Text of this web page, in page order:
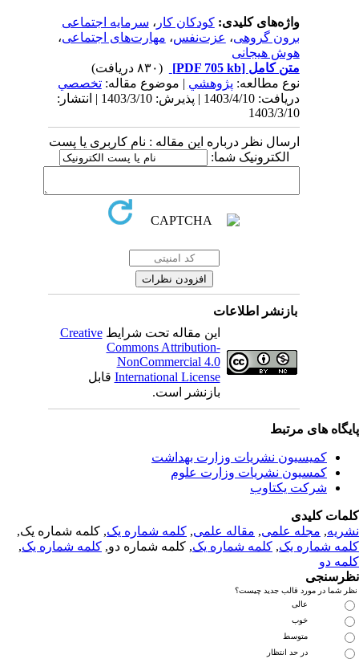
واژه‌های کلیدی:کودکان کار، سرمایه اجتماعی
برون گروهی،عزت‌نفس،مهارت‌های اجتماعی،
هوش هیجانی
متن کامل[PDF 705 kb]
نوع مطالعه:پژوهشي| موضوع مقاله:تخصصي
دریافت: 1403/4/10 | پذیرش: 1403/3/10 | انتشار:
1403/3/10
ارسال نظر درباره این مقاله : نام کاربری یا پست
الکترونیک شما:
بازنشر اطلاعات
این مقاله تحت شرایطCreative
Commons Attribution-
NonCommercial 4.0
International Licenseقابل
بازنشر است.
های مرتبط
کمیسیون نشریات وزارت بهداشت
کمسیون نشریات وزارت علوم
شرکت یکتاوب
کلیدی
,مجله علمی, مقاله علمی, کلمه شماره یک, کلمه شماره یک,
شماره یک,کلمه شماره یک, کلمه شماره دو,کلمه شماره یک,
دو
شما در مورد قالب جدید چیست؟
عالی
خوب
متوسط
در حد انتظار